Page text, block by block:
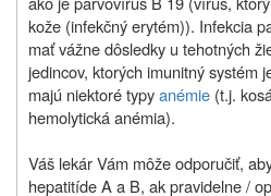
kože (infekčný erytém)). Infekcia
mať vážne dôsledky u tehotných
jedincov, ktorých imunitný systém
majú niektoré typyanémie (t.j.
hemolytická anémia).
Váš lekár Vám môže odporučiť,
hepatitíde A a B, ak pravidelne /